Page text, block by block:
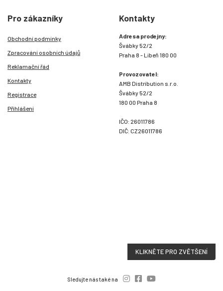
Pro zákazníky
Obchodní podmínky
Zpracování osobních údajů
Reklamační řád
Kontakty
Registrace
Přihlášení
Kontakty
Adresa prodejny:
Švábky 52/2
Praha 8 - Libeň 180 00
Provozovatel:
AMB Distribution s.r.o.
Švábky 52/2
180 00 Praha 8
IČO: 26011786
DIČ: CZ26011786
KLIKNĚTE PRO ZVĚTŠENÍ
Sledujte nás také na